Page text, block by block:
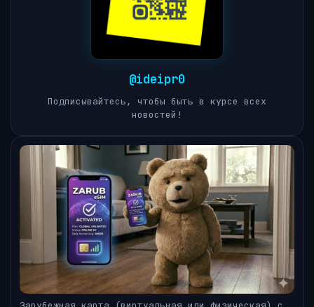
@ideipr0
Подписывайтесь, чтобы быть в курсе всех
новостей!